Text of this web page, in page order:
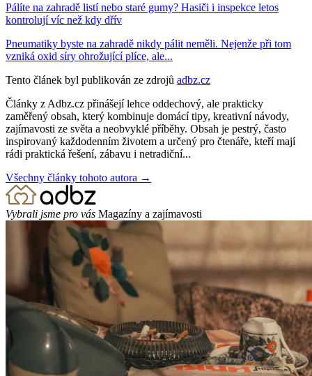
Pálíte na zahradě listí nebo staré gumy? Hasiči i inspekce letos
kontrolují víc než kdy dřív
Pneumatiky byste na zahradě nikdy pálit neměli. Nejenže při tom
vzniká oxid síry ohrožující plíce, ale...
Tento článek byl publikován ze zdrojů adbz.cz
Články z Adbz.cz přinášejí lehce oddechový, ale prakticky
zaměřený obsah, který kombinuje domácí tipy, kreativní návody,
zajímavosti ze světa a neobvyklé příběhy. Obsah je pestrý, často
inspirovaný každodenním životem a určený pro čtenáře, kteří mají
rádi praktická řešení, zábavu i netradiční...
Všechny články tohoto autora →
Vybrali jsme pro vás Magazíny a zajímavosti